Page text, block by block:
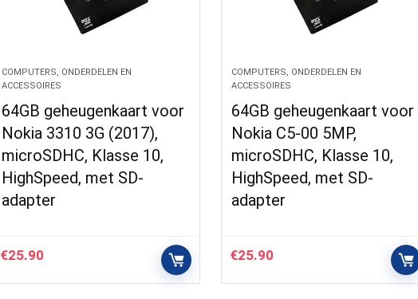
COMPUTERS, ONDERDELEN EN
ACCESSOIRES
64GB geheugenkaart voor
Nokia 3310 3G (2017),
microSDHC, Klasse 10,
HighSpeed, met SD-
adapter
€25.90
COMPUTERS, ONDERDELEN EN
ACCESSOIRES
64GB geheugenkaart voor
Nokia C5-00 5MP,
microSDHC, Klasse 10,
HighSpeed, met SD-
adapter
€25.90